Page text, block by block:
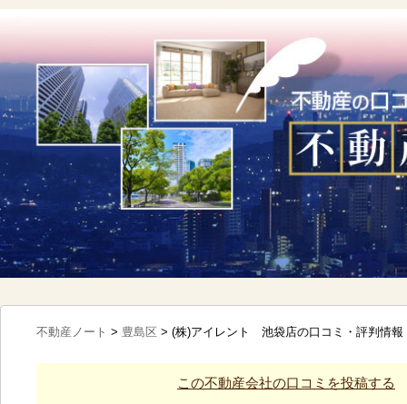
不動産ノート > 豊島区 > (株)アイレント 池袋店の口コミ・評判情報
この不動産会社の口コミを投稿する